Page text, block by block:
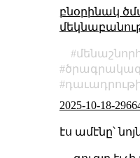
բնօրինակ
2025-10-18-
էս ամէնը՝